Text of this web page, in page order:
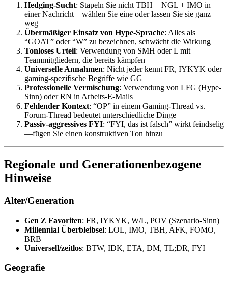
Hedging-Sucht: Stapeln Sie nicht TBH + NGL + IMO in
einer Nachricht—wählen Sie eine oder lassen Sie sie ganz
weg
Übermäßiger Einsatz von Hype-Sprache: Alles als
“GOAT” oder “W” zu bezeichnen, schwächt die Wirkung
Tonloses Urteil: Verwendung von SMH oder L mit
Teammitgliedern, die bereits kämpfen
Universelle Annahmen: Nicht jeder kennt FR, IYKYK oder
gaming-spezifische Begriffe wie GG
Professionelle Vermischung: Verwendung von LFG (Hype-
Sinn) oder RN in Arbeits-E-Mails
Fehlender Kontext: “OP” in einem Gaming-Thread vs.
Forum-Thread bedeutet unterschiedliche Dinge
Passiv-aggressives FYI: “FYI, das ist falsch” wirkt feindselig
—fügen Sie einen konstruktiven Ton hinzu
Regionale und Generationenbezogene
Hinweise
Alter/Generation
Gen Z Favoriten: FR, IYKYK, W/L, POV (Szenario-Sinn)
Millennial Überbleibsel: LOL, IMO, TBH, AFK, FOMO,
BRB
Universell/zeitlos: BTW, IDK, ETA, DM, TL;DR, FYI
Geografie